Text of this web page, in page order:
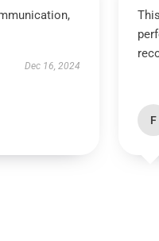
Dec 16, 2024
F